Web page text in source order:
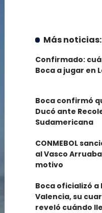
Más noticias:
Confirmado:
Boca a jugar en
Boca confirmó
Ducó ante
Sudamericana
CONMEBOL
al Vasco
motivo
Boca oficializó a
Valencia, su
reveló cuándo